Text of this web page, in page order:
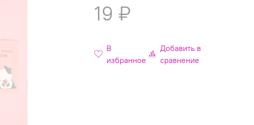
19 ₽
В
избранное
Добавить в
сравнение